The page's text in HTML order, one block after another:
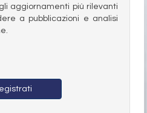
aggiornamenti più rilevanti
a pubblicazioni e analisi